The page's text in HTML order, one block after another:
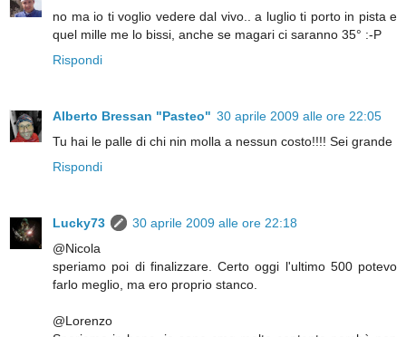
no ma io ti voglio vedere dal vivo.. a luglio ti porto in pista e
quel mille me lo bissi, anche se magari ci saranno 35° :-P
Rispondi
Alberto Bressan "Pasteo" 30 aprile 2009 alle ore 22:05
Tu hai le palle di chi nin molla a nessun costo!!!! Sei grande
Rispondi
Lucky73
30 aprile 2009 alle ore 22:18
@Nicola
speriamo poi di finalizzare. Certo oggi l'ultimo 500 potevo
farlo meglio, ma ero proprio stanco.
@Lorenzo